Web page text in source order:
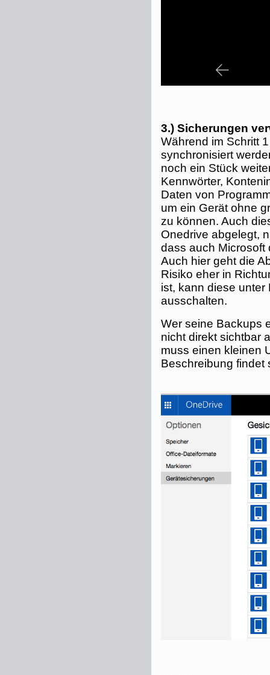
3.) Sicherungen
Während im Schritt
synchronisiert
noch ein Stück
Kennwörter,
Daten von
um ein Gerät ohne
zu können. Auch
Onedrive abgelegt,
dass auch Microsoft
Auch hier geht die
Risiko eher in
ist, kann diese
ausschalten.
Wer seine Backups
nicht direkt sichtbar
muss einen kleinen
Beschreibung findet